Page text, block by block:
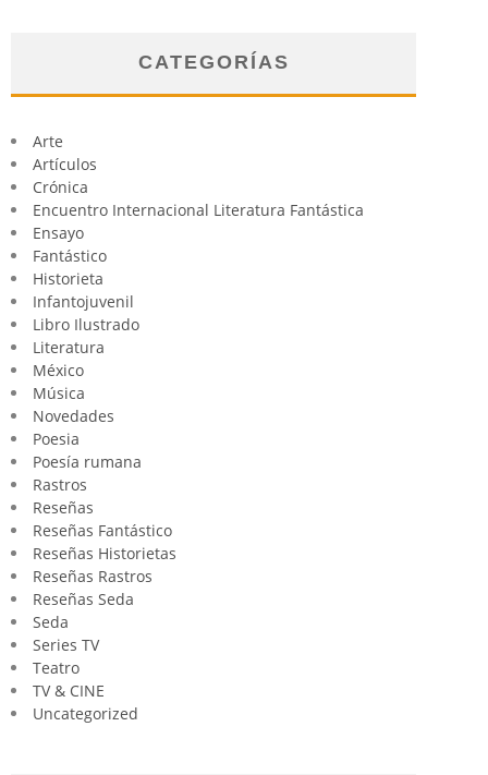
CATEGORÍAS
Arte
Artículos
Crónica
Encuentro Internacional Literatura Fantástica
Ensayo
Fantástico
Historieta
Infantojuvenil
Libro Ilustrado
Literatura
México
Música
Novedades
Poesia
Poesía rumana
Rastros
Reseñas
Reseñas Fantástico
Reseñas Historietas
Reseñas Rastros
Reseñas Seda
Seda
Series TV
Teatro
TV & CINE
Uncategorized